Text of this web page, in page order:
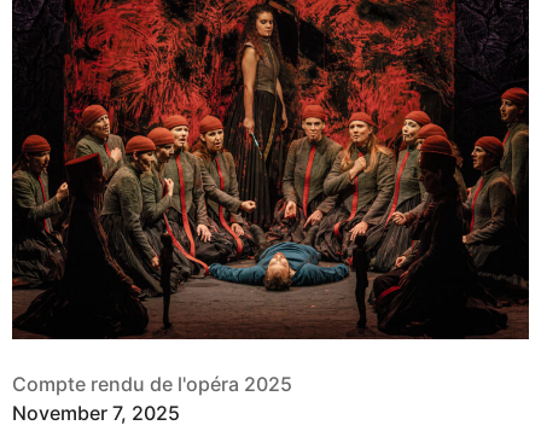
Compte rendu de l'opéra 2025
November 7, 2025